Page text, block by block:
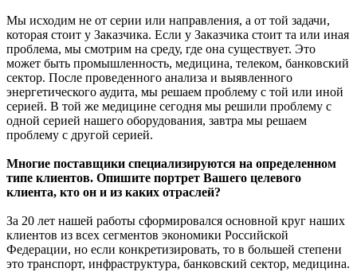
Мы исходим не от серии или направления, а от той задачи,
которая стоит у Заказчика. Если у Заказчика стоит та или иная
проблема, мы смотрим на среду, где она существует. Это
может быть промышленность, медицина, телеком, банковский
сектор. После проведенного анализа и выявленного
энергетического аудита, мы решаем проблему с той или иной
серией. В той же медицине сегодня мы решили проблему с
одной серией нашего оборудования, завтра мы решаем
проблему с другой серией.
Многие поставщики специализируются на определенном
типе клиентов. Опишите портрет Вашего целевого
клиента, кто он и из каких отраслей?
За 20 лет нашей работы сформировался основной круг наших
клиентов из всех сегментов экономики Российской
Федерации, но если конкретизировать, то в большей степени
это транспорт, инфраструктура, банковский сектор, медицина.